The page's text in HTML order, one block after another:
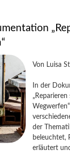
Von Luisa
In der
der
beleuchtet,
erläutert